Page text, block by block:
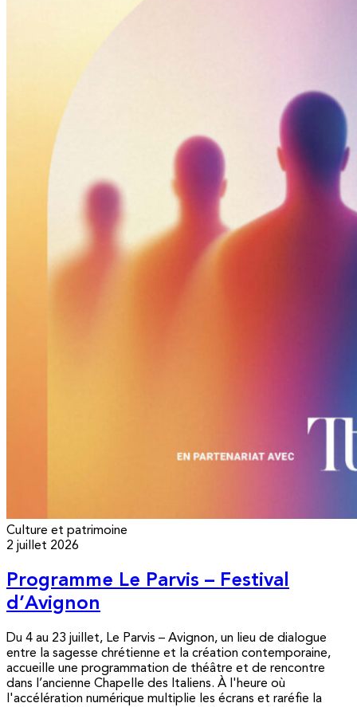
Culture et patrimoine
2 juillet 2026
Programme Le Parvis – Festival
d’Avignon
Du 4 au 23 juillet, Le Parvis – Avignon, un lieu de dialogue
entre la sagesse chrétienne et la création contemporaine,
accueille une programmation de théâtre et de rencontre
dans l’ancienne Chapelle des Italiens. À l'heure où
l'accélération numérique multiplie les écrans et raréfie la